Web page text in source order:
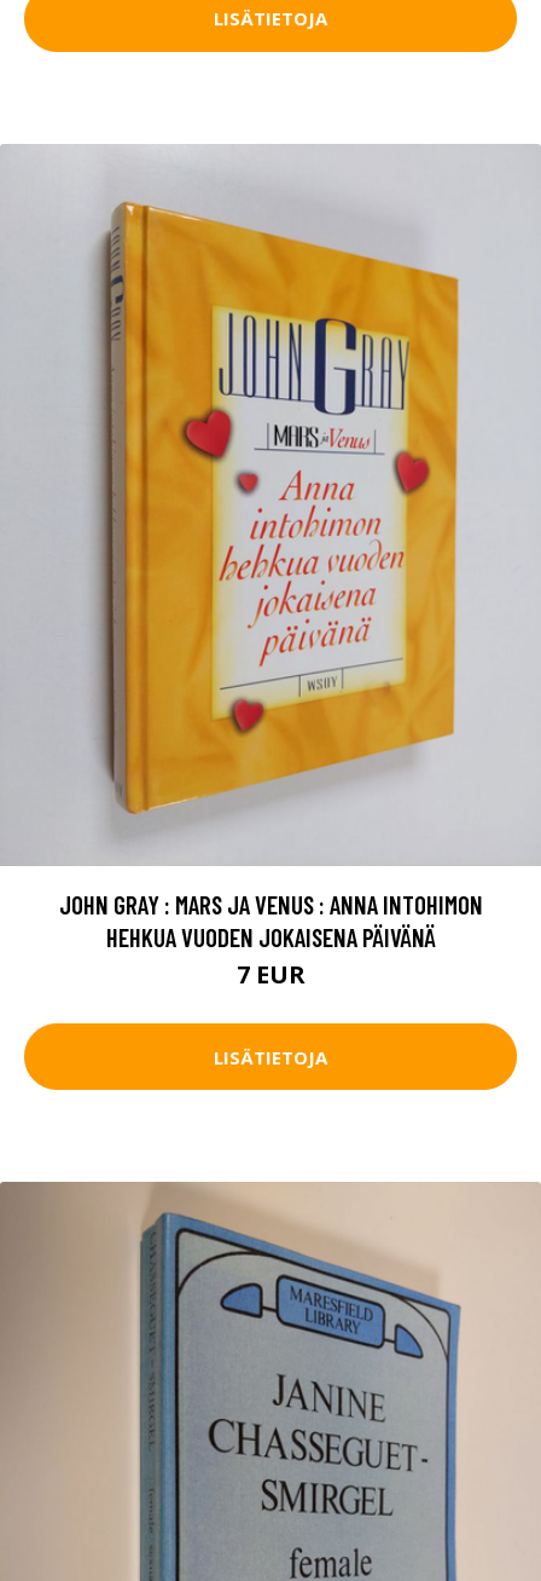
LISÄTIETOJA
JOHN GRAY : MARS JA VENUS : ANNA INTOHIMON
HEHKUA VUODEN JOKAISENA PÄIVÄNÄ
7 EUR
LISÄTIETOJA